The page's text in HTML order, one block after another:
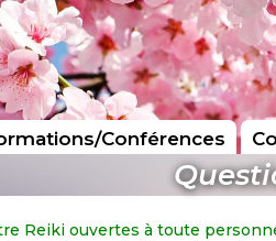
Conférences
Reiki ouvertes à toute